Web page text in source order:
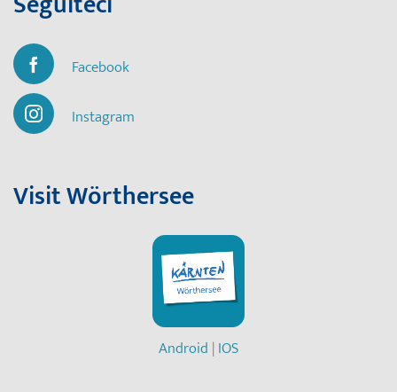
Facebook
Instagram
Visit Wörthersee
Android |IOS